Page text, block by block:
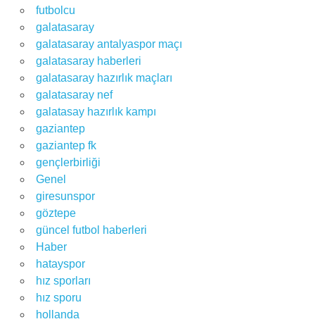
futbolcu
galatasaray
galatasaray antalyaspor maçı
galatasaray haberleri
galatasaray hazırlık maçları
galatasaray nef
galatasay hazırlık kampı
gaziantep
gaziantep fk
gençlerbirliği
Genel
giresunspor
göztepe
güncel futbol haberleri
Haber
hatayspor
hız sporları
hız sporu
hollanda